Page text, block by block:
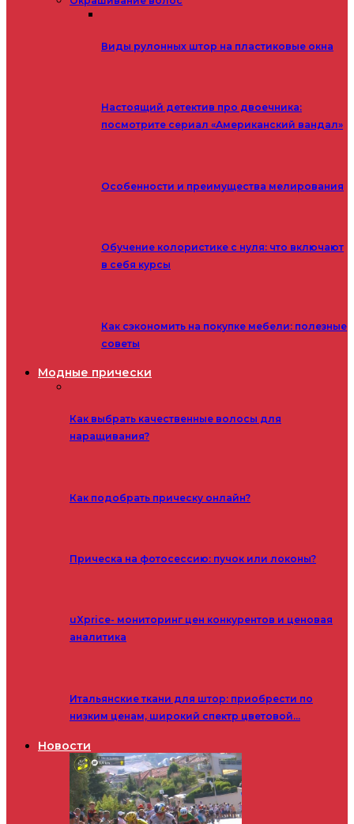
Виды рулонных штор на пластиковые окна
Настоящий детектив про двоечника:
посмотрите сериал «Американский вандал»
Особенности и преимущества мелирования
Обучение колористике с нуля: что включают
в себя курсы
Как сэкономить на покупке мебели: полезные
советы
Модные прически
Как выбрать качественные волосы для
наращивания?
Как подобрать прическу онлайн?
Прическа на фотосессию: пучок или локоны?
uXprice- мониторинг цен конкурентов и ценовая
аналитика
Итальянские ткани для штор: приобрести по
низким ценам, широкий спектр цветовой…
Новости